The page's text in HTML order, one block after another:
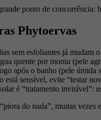
ponto de concorrência:
Phytoervas
sem esfoliantes já mudam
quente por morna (pele
após o banho (pele úmida
está sensível, evite “testar
é “tratamento invisível”:
do nada”, muitas vezes